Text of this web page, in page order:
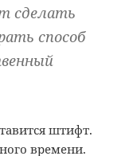
сделать
способ
штифт.
времени.